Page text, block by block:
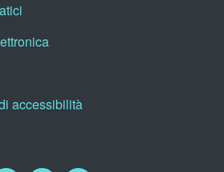
accessibilità